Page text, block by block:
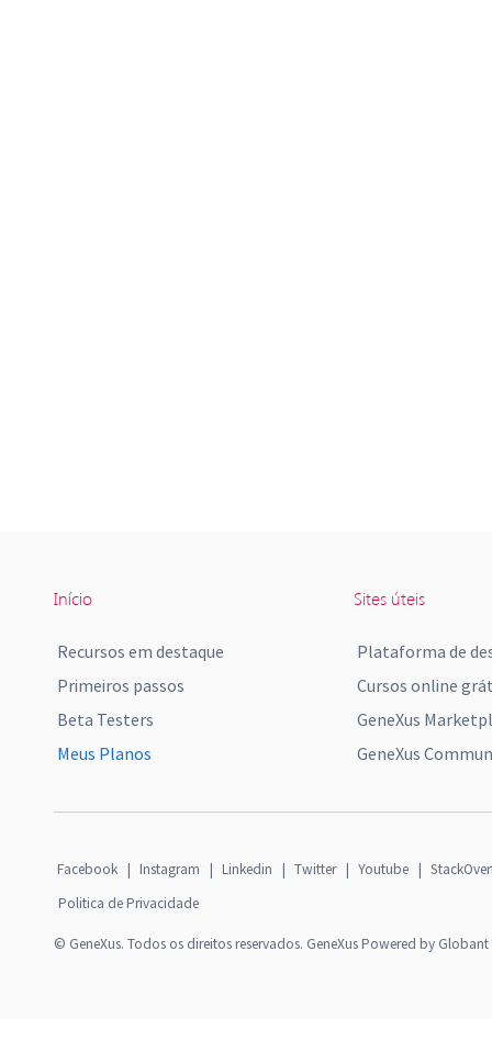
Início
Recursos em destaque
Primeiros passos
Beta Testers
Meus Planos
Sites úteis
Plataforma de
Cursos online
GeneXus
GeneXus
Facebook | Instagram | Linkedin | Twitter | Youtube |
Politica de Privacidade
© GeneXus. Todos os direitos reservados. GeneXus Powered by Globant